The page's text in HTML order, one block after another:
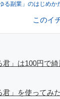
ゆる副業」のはじめ
給料が０円になり
ずに、まずは落札
活のインフラにな
計の救世主になりえ
このイ
」は100円で
」を使ってみ